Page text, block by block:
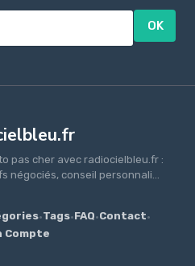
OK
pas cher avec radiocielbleu.fr :
négociés, conseil personnali...
·Tags·FAQ·Contact·
Compte